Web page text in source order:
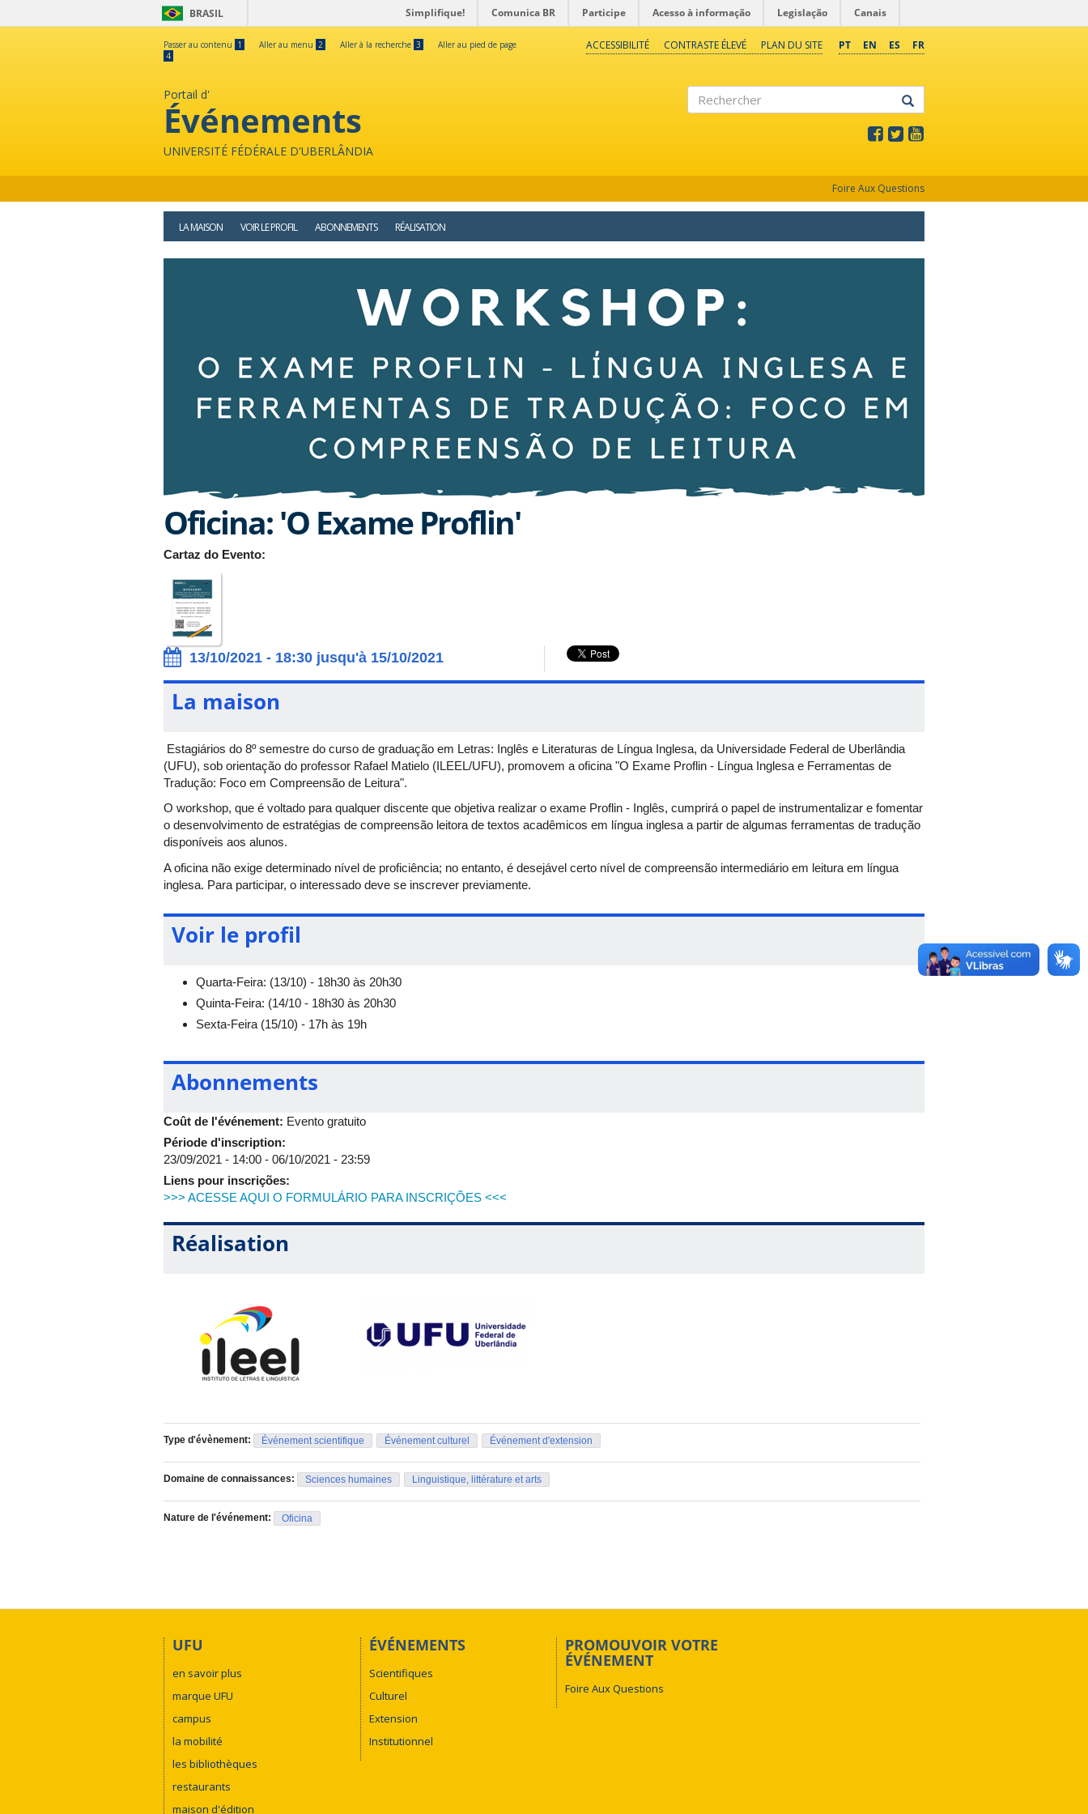
BRASIL Simplifique! Comunica BR Participe Acesso à informação Legislação Canais
Passer au contenu 1 Aller au menu 2 Aller à la recherche 3
Aller au pied de page
4
PT EN ES FR
ACCESSIBILITÉ CONTRASTE ÉLEVÉ PLAN DU SITE
Portail d'
Événements
UNIVERSITÉ FÉDÉRALE D'UBERLÂNDIA
Foire Aux Questions
LA MAISON VOIR LE PROFIL ABONNEMENTS RÉALISATION
Oficina: 'O Exame Proflin'
Cartaz do Evento:
13/10/2021 - 18:30 jusqu'à 15/10/2021
La maison
Estagiários do 8º semestre do curso de graduação em Letras: Inglês e Literaturas de Língua Inglesa, da Universidade Federal de Uberlândia
(UFU), sob orientação do professor Rafael Matielo (ILEEL/UFU), promovem a oficina "O Exame Proflin - Língua Inglesa e Ferramentas de
Tradução: Foco em Compreensão de Leitura".
O workshop, que é voltado para qualquer discente que objetiva realizar o exame Proflin - Inglês, cumprirá o papel de instrumentalizar e fomentar
o desenvolvimento de estratégias de compreensão leitora de textos acadêmicos em língua inglesa a partir de algumas ferramentas de tradução
disponíveis aos alunos.
A oficina não exige determinado nível de proficiência; no entanto, é desejável certo nível de compreensão intermediário em leitura em língua
inglesa. Para participar, o interessado deve se inscrever previamente.
Voir le profil
Quarta-Feira: (13/10) - 18h30 às 20h30
Quinta-Feira: (14/10 - 18h30 às 20h30
Sexta-Feira (15/10) - 17h às 19h
Abonnements
Coût de l'événement: Evento gratuito
Période d'inscription:
23/09/2021 - 14:00 - 06/10/2021 - 23:59
Liens pour inscrições:
>>> ACESSE AQUI O FORMULÁRIO PARA INSCRIÇÕES <<<
Réalisation
Type d'évènement: Événement scientifique Événement culturel Événement d'extension
Domaine de connaissances: Sciences humaines Linguistique, littérature et arts
Nature de l'événement: Oficina
UFU
en savoir plus
marque UFU
campus
la mobilité
les bibliothèques
restaurants
maison d'édition
ÉVÉNEMENTS
Scientifiques
Culturel
Extension
Institutionnel
PROMOUVOIR VOTRE
ÉVÉNEMENT
Foire Aux Questions